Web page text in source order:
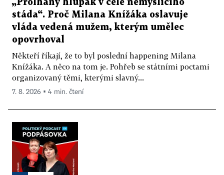
„Prolhaný hlupák v čele nemyslícího
stáda“. Proč Milana Knížáka oslavuje
vláda vedená mužem, kterým umělec
opovrhoval
Někteří říkají, že to byl poslední happening Milana
Knížáka. A něco na tom je. Pohřeb se státními poctami
organizovaný těmi, kterými slavný...
7. 8. 2026 ▪ 4 min. čtení